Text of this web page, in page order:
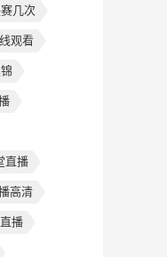
几次
观看
直播
高清
播